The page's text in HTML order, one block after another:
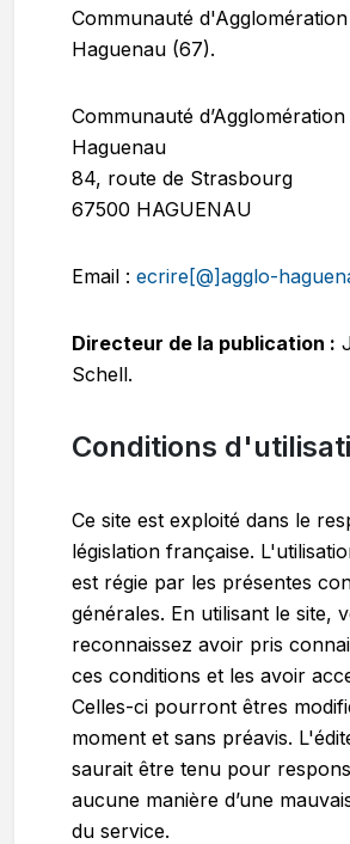
Communauté
Haguenau (67).
Communauté d’Agglomération
Haguenau
84, route de Strasbourg
67500 HAGUENAU
Email : ecrire[@]agglo-
Directeur de la publication :
Schell.
Conditions
Ce site est exploité dans le
législation française.
est régie par les présentes
générales. En utilisant le site,
reconnaissez avoir pris
ces conditions et les avoir
Celles-ci pourront êtres
moment et sans préavis.
saurait être tenu pour
aucune manière d’une
du service.